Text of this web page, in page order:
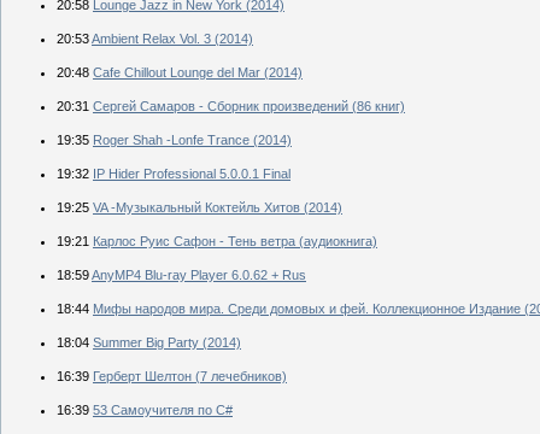
20:58 Lounge Jazz in New York (2014)
20:53Ambient Relax Vol. 3 (2014)
20:48 Cafe Chillout Lounge del Mar (2014)
20:31 Сергей Самаров - Сборник произведений (86 книг)
19:35 Roger Shah -Lonfe Trance (2014)
19:32 IP Hider Professional 5.0.0.1 Final
19:25 VA -Музыкальный Коктейль Хитов (2014)
19:21 Карлос Руис Сафон - Тень ветра (аудиокнига)
18:59AnyMP4 Blu-ray Player 6.0.62 + Rus
18:44 Мифы народов мира. Cреди домовых и фей. Коллекционное Издание
18:04 Summer Big Party (2014)
16:39 Герберт Шелтон (7 лечебников)
16:39 53 Самоучителя по C#